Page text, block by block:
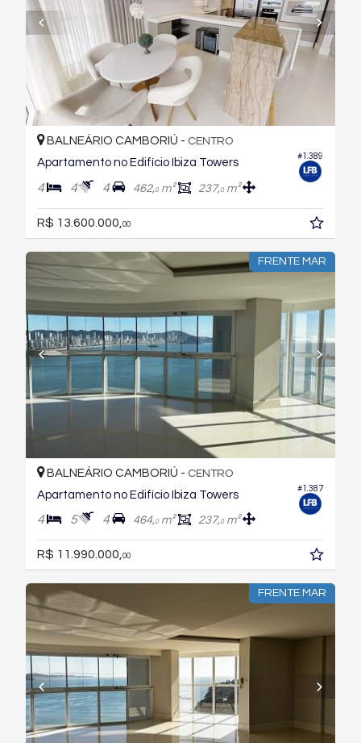
#1.389
BALNEÁRIO CAMBORIÚ - CENTRO
Apartamento no Edifício Ibiza Towers
4 4 4 462,0m² 237,0m²
R$ 13.600.000, 00
FRENTE MAR
#1.387
BALNEÁRIO CAMBORIÚ - CENTRO
Apartamento no Edifício Ibiza Towers
4 5 4 464,0m² 237,0m²
R$ 11.990.000,00
FRENTE MAR